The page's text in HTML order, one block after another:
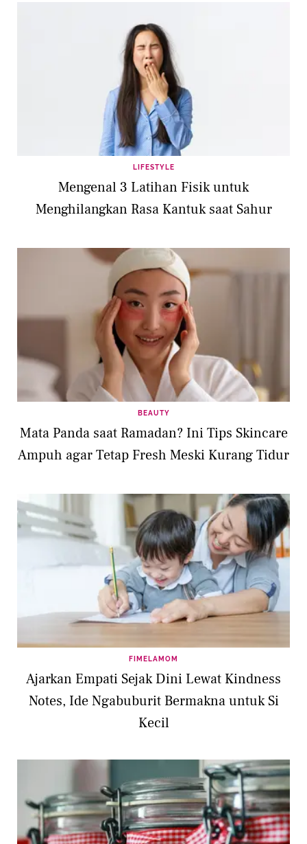
LIFESTYLE
Mengenal 3 Latihan Fisik untuk
Menghilangkan Rasa Kantuk saat Sahur
BEAUTY
Mata Panda saat Ramadan? Ini Tips Skincare
Ampuh agar Tetap Fresh Meski Kurang Tidur
FIMELAMOM
Ajarkan Empati Sejak Dini Lewat Kindness
Notes, Ide Ngabuburit Bermakna untuk Si
Kecil